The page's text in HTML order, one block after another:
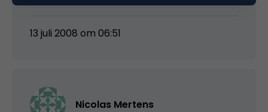
13 juli 2008 om 06:51
Nicolas Mertens